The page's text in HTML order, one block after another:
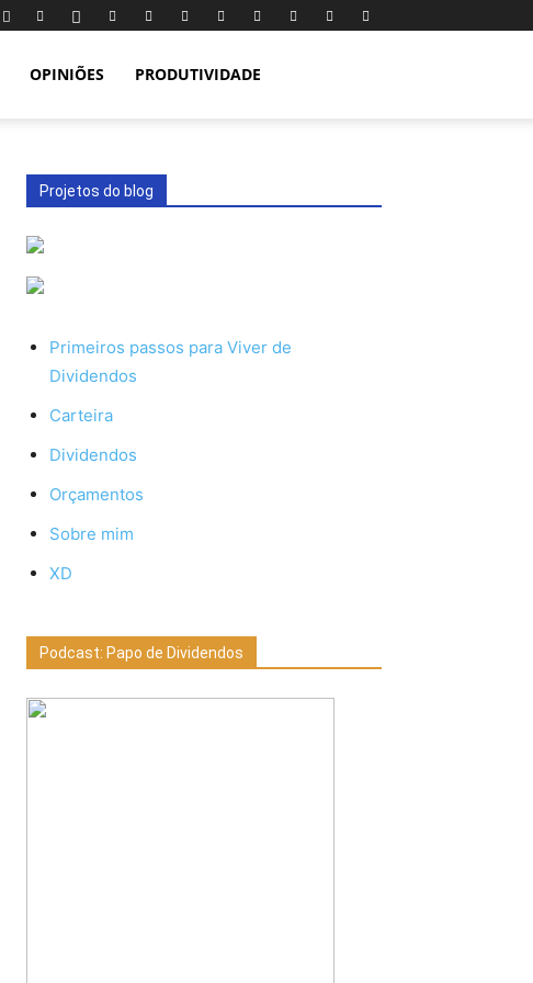
OPINIÕES PRODUTIVIDADE
Projetos do blog
Primeiros passos para Viver de
Dividendos
Carteira
Dividendos
Orçamentos
Sobre mim
XD
Podcast: Papo de Dividendos